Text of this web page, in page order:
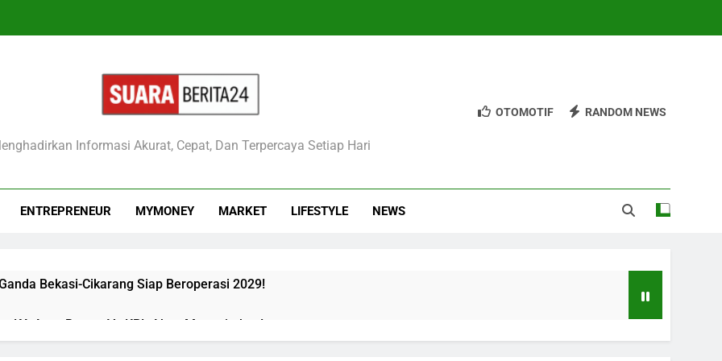
Informasi Akurat, Cepat, Dan Terpercaya Setiap Hari
OTOMOTIF RANDOM NEWS
ENTREPRENEUR MYMONEY MARKET LIFESTYLE NEWS
Bekasi-Cikarang Siap Beroperasi 2029!
KA Argo Bromo Vs KRL Akan Mengejutkan!